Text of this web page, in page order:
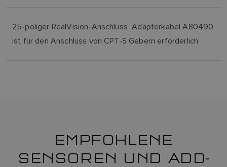
25-poliger RealVision-Anschluss Adapterkabel A80490
ist für den Anschluss von CPT-S Gebern erforderlich
EMPFOHLENE
SENSOREN UND ADD-